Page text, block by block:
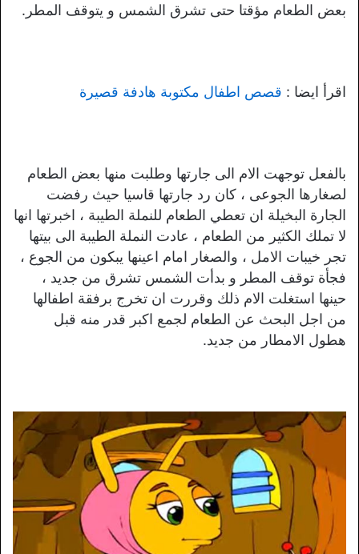
بعض الطعام مؤقتا حتى تشرق الشمس و يتوقف المطر.
اقرأ ايضا : قصص اطفال مكتوبة هادفة قصيرة
بالفعل توجهت الام الى جارتها وطلبت منها بعض الطعام
لصغارها الجوعى ، كان رد جارتها قاسيا حيث رفضت
الجارة البخيلة ان تعطي الطعام للنملة الطيبة ، اخبرتها انها
لا تملك الكثير من الطعام ، عادت النملة الطيبة الى بيتها
تجر خيبات الامل ، والصغار امام اعينها يبكون من الجوع ،
فجأة توقف المطر و بدأت الشمس تشرق من جديد ،
حينها استغلت الام ذلك وقررت ان تخرج برفقة اطفالها
من اجل البحث عن الطعام لجمع اكبر قدر منه قبل
هطول الامطار من جديد.